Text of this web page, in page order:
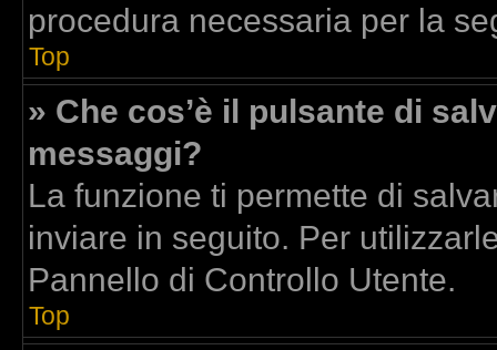
procedura necessaria per la
Top
» Che cos’è il pulsante di
messaggi?
La funzione ti permette di
inviare in seguito. Per
Pannello di Controllo Utente.
Top